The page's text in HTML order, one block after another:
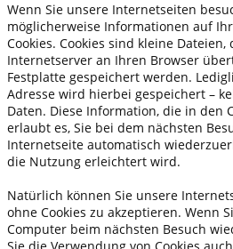
Wenn Sie unsere Internetseiten
möglicherweise Informationen auf
Cookies. Cookies sind kleine Dateien,
Internetserver an Ihren Browser
Festplatte gespeichert werden.
Adresse wird hierbei gespeichert –
Daten. Diese Information, die in den
erlaubt es, Sie bei dem nächsten
Internetseite automatisch
die Nutzung erleichtert wird.
Natürlich können Sie unsere
ohne Cookies zu akzeptieren. Wenn
Computer beim nächsten Besuch